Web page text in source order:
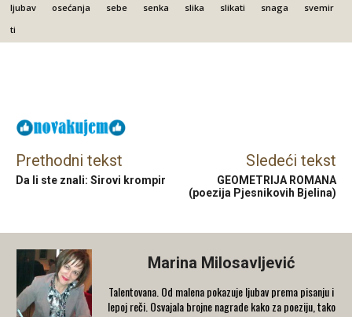
ljubav
osećanja sebe senka slika slikati snaga
svemir
ti
Prethodni tekst
Da li ste znali: Sirovi krompir
Sledeći tekst
GEOMETRIJA ROMANA
(poezija Pjesnikovih Bjelina)
Marina Milosavljević
Talentovana. Od malena pokazuje ljubav prema pisanju i
lepoj reči. Osvajala brojne nagrade kako za poeziju, tako